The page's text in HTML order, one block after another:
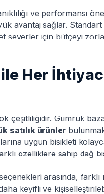
ve performansı
avantaj sağlar. Standart
severler için bütçeyi
Her
çeşitliliğidir. Gümrük
satılık ürünler
uygun bisikleti
özelliklere sahip dağ
arasında,
keyifli ve